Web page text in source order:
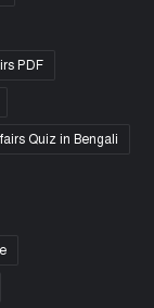
PDF
Quiz in Bengali